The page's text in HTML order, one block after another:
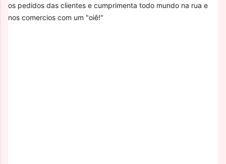
os pedidos das clientes e cumprimenta todo mundo na rua e
nos comercios com um "oiê!"